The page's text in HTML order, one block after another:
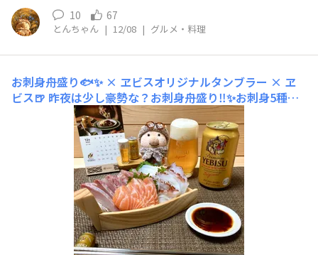
10 67
とんちゃん | 12/08 | グルメ・料理
お刺身舟盛り🐟✨ × ヱビスオリジナルタンブラー × ヱ
ビス🍺 昨夜は少し豪勢な？お刺身舟盛り‼️✨お刺身5種盛
合せ¥753✨🉐いつもより少しお値段高めの5種盛りにしま
した🤣✨サーモンが美味し過ぎます🤭笑サーモンだけのお
刺身パックも作って欲しいなぁ🤭笑そして、オリジナルタ
ンブラー✨今回初めて使いました🤭✨小さめグラスの中で
は、良いサイズ感😍✨🙌